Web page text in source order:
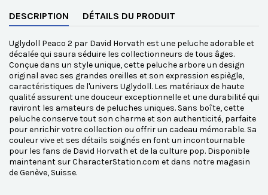
DESCRIPTION DÉTAILS DU PRODUIT
Uglydoll Peaco 2 par David Horvath est une peluche adorable et
décalée qui saura séduire les collectionneurs de tous âges.
Conçue dans un style unique, cette peluche arbore un design
original avec ses grandes oreilles et son expression espiègle,
caractéristiques de l'univers Uglydoll. Les matériaux de haute
qualité assurent une douceur exceptionnelle et une durabilité qui
raviront les amateurs de peluches uniques. Sans boîte, cette
peluche conserve tout son charme et son authenticité, parfaite
pour enrichir votre collection ou offrir un cadeau mémorable. Sa
couleur vive et ses détails soignés en font un incontournable
pour les fans de David Horvath et de la culture pop. Disponible
maintenant sur CharacterStation.com et dans notre magasin
de Genève, Suisse.